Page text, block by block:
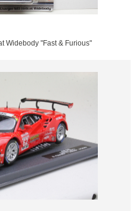
Widebody "Fast & Furious"